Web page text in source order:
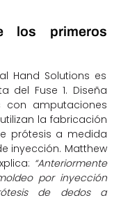
los primeros
Hand Solutions es
del Fuse 1. Diseña
con amputaciones
la fabricación
prótesis a medida
inyección. Matthew
“Anteriormente
por inyección
de dedos a